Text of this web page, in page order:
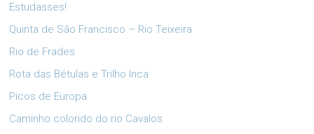
Estudasses!
Quinta de São Francisco – Rio Teixeira
Rio de Frades
Rota das Bétulas e Trilho Inca
Picos de Europa
Caminho colorido do rio Cavalos